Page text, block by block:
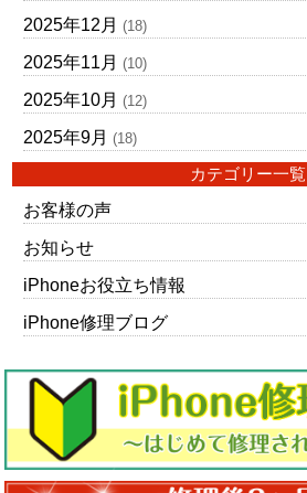
2025年12月 (18)
2025年11月 (10)
2025年10月 (12)
2025年9月 (18)
カテゴリー一覧
お客様の声
お知らせ
iPhoneお役立ち情報
iPhone修理ブログ